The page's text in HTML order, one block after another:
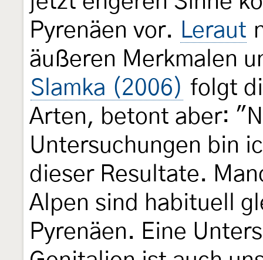
Pyrenäen vor. Leraut
äußeren Merkmalen
Slamka (2006) folgt
Arten, betont aber:
Untersuchungen bin
dieser Resultate.
Alpen sind habituell
Pyrenäen. Eine